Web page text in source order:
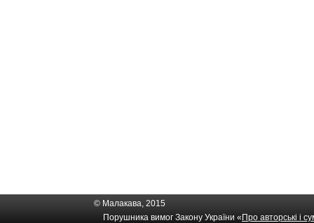
© Малакава, 2015
Порушника вимог Закону України « Про авторські і